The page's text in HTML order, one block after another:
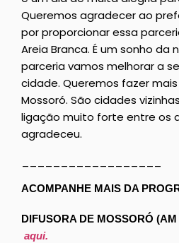
Queremos agradecer ao
por proporcionar essa
Areia Branca. É um sonho da
parceria vamos melhorar a
cidade. Queremos fazer
Mossoró. São cidades
ligação muito forte entre os
agradeceu.
ACOMPANHE MAIS DA
DIFUSORA DE MOSSORÓ (AM
aqui.